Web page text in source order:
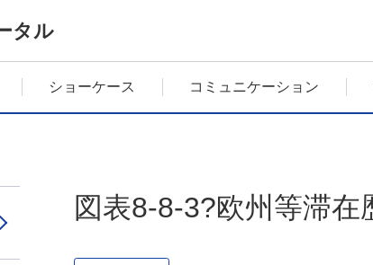
タル
ショーケース コミュニケーション
図表8-8-3?欧州等滞